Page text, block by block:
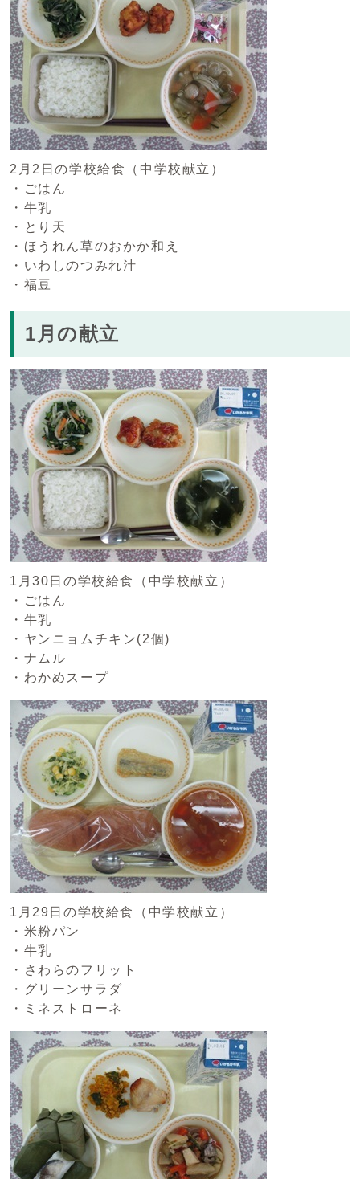
2月2日の学校給食（中学校献立）
・ごはん
・牛乳
・とり天
・ほうれん草のおかか和え
・いわしのつみれ汁
・福豆
1月の献立
1月30日の学校給食（中学校献立）
・ごはん
・牛乳
・ヤンニョムチキン(2個)
・ナムル
・わかめスープ
1月29日の学校給食（中学校献立）
・米粉パン
・牛乳
・さわらのフリット
・グリーンサラダ
・ミネストローネ